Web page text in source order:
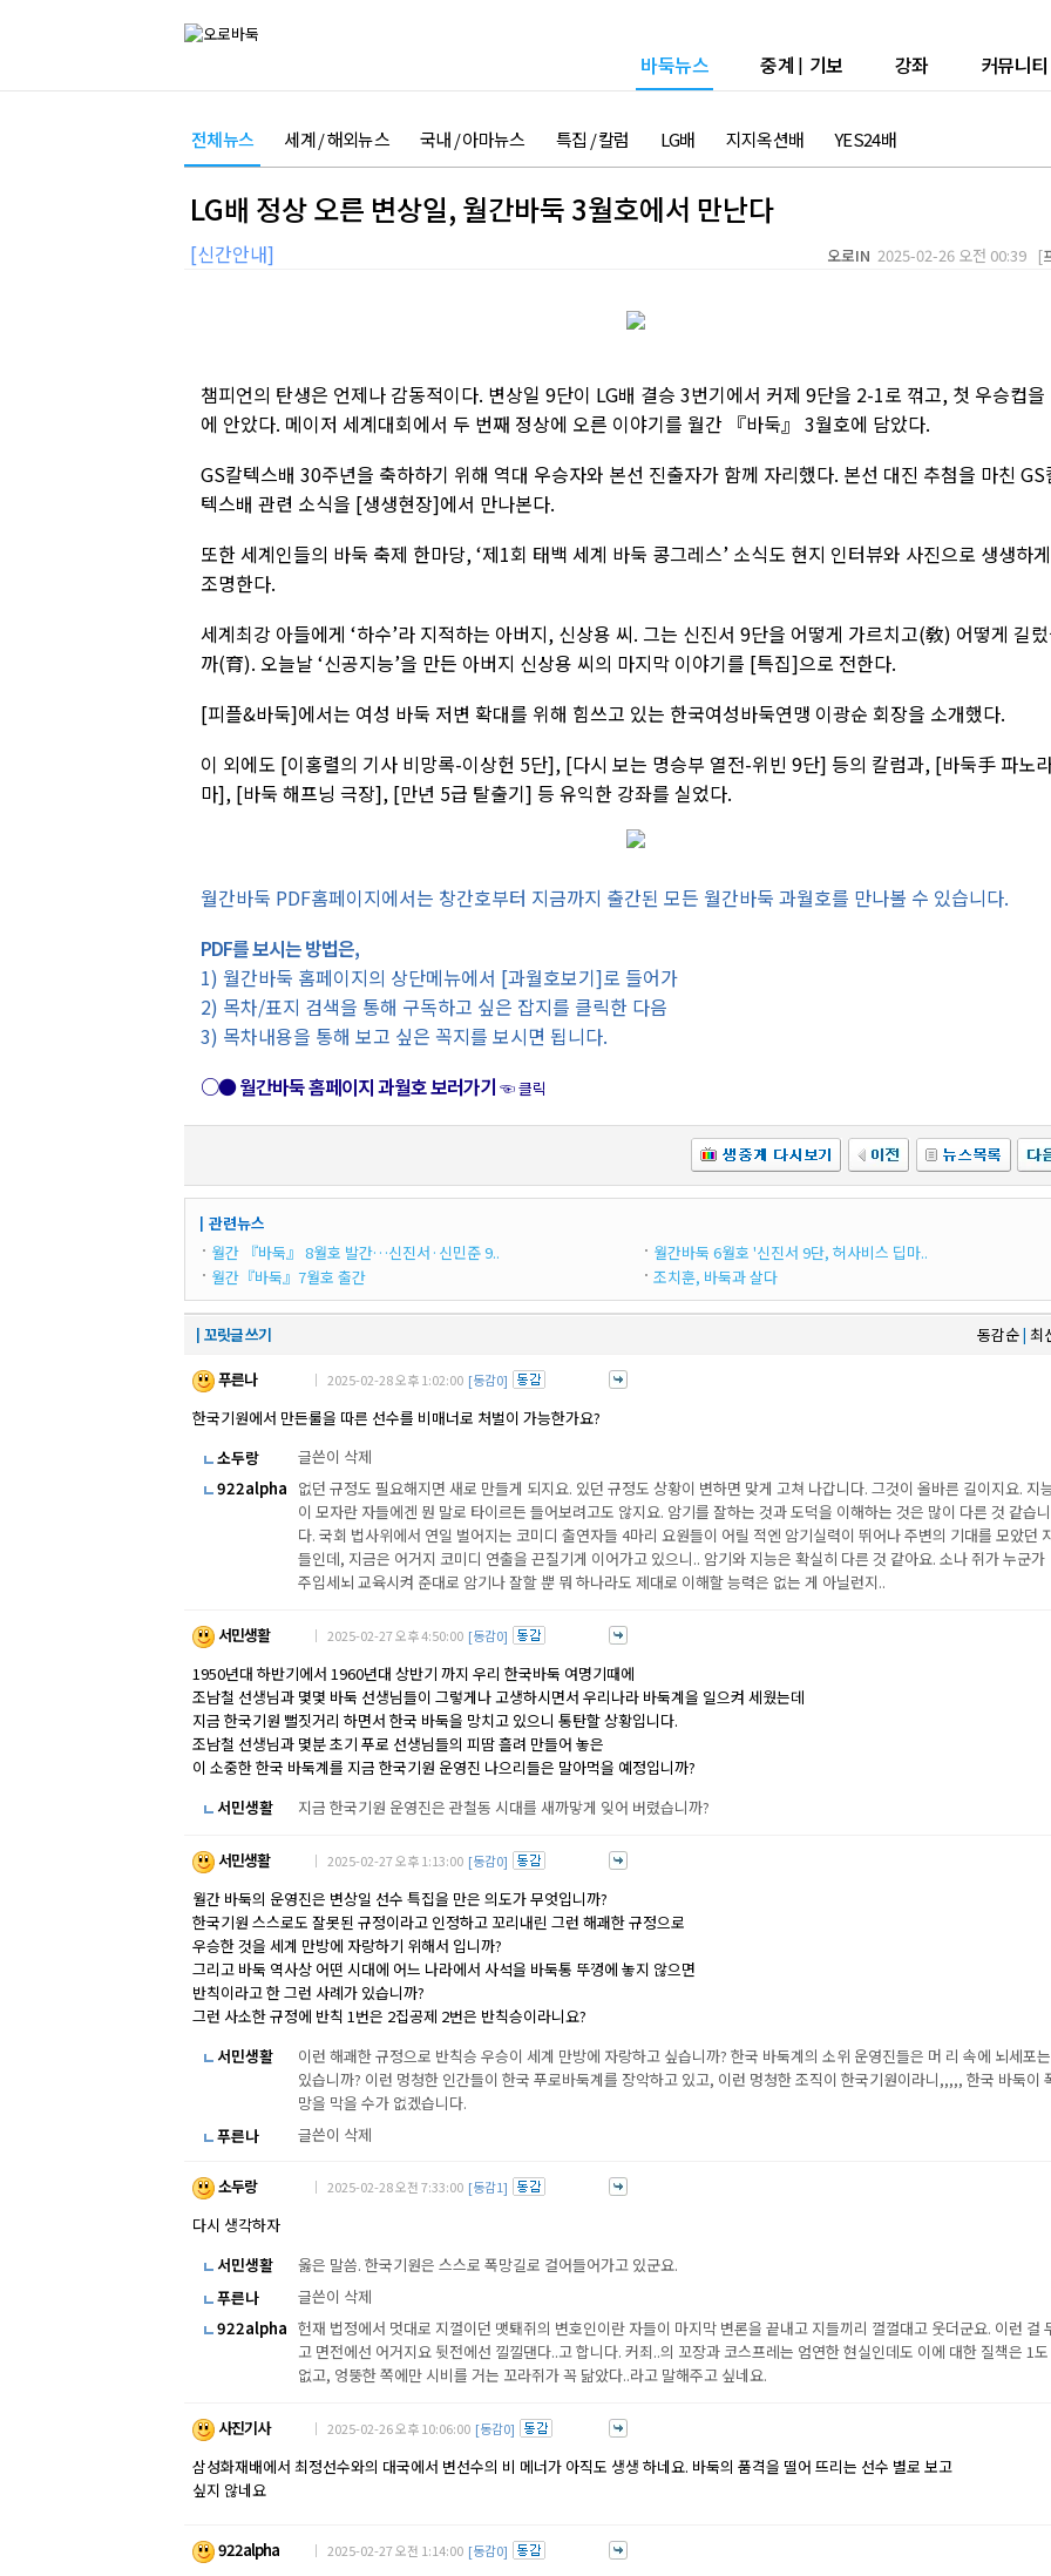
바둑뉴스 중계 | 기보 강좌 커뮤니티
전체뉴스 세계 / 해외뉴스 국내 / 아마뉴스 특집 / 칼럼 LG배 지지옥션배 YES24배
LG배 정상 오른 변상일, 월간바둑 3월호에서 만난다
[신간안내] 오로IN 2025-02-26 오전 00:39 [
챔피언의 탄생은 언제나 감동적이다. 변상일 9단이 LG배 결승 3번기에서 커제 9단을 2-1로 꺾고, 첫 우승컵을
에 안았다. 메이저 세계대회에서 두 번째 정상에 오른 이야기를 월간 『바둑』 3월호에 담았다.
GS칼텍스배 30주년을 축하하기 위해 역대 우승자와 본선 진출자가 함께 자리했다. 본선 대진 추첨을 마친 GS
텍스배 관련 소식을 [생생현장]에서 만나본다.
또한 세계인들의 바둑 축제 한마당, ‘제1회 태백 세계 바둑 콩그레스’ 소식도 현지 인터뷰와 사진으로 생생하게
조명한다.
세계최강 아들에게 ‘하수’라 지적하는 아버지, 신상용 씨. 그는 신진서 9단을 어떻게 가르치고(敎) 어떻게 길
까(育). 오늘날 ‘신공지능’을 만든 아버지 신상용 씨의 마지막 이야기를 [특집]으로 전한다.
[피플&바둑]에서는 여성 바둑 저변 확대를 위해 힘쓰고 있는 한국여성바둑연맹 이광순 회장을 소개했다.
이 외에도 [이홍렬의 기사 비망록-이상헌 5단], [다시 보는 명승부 열전-위빈 9단] 등의 칼럼과, [바둑手 파노
마], [바둑 해프닝 극장], [만년 5급 탈출기] 등 유익한 강좌를 실었다.
월간바둑 PDF홈페이지에서는 창간호부터 지금까지 출간된 모든 월간바둑 과월호를 만나볼 수 있습니다.
PDF를 보시는 방법은,
1) 월간바둑 홈페이지의 상단메뉴에서 [과월호보기]로 들어가
2) 목차/표지 검색을 통해 구독하고 싶은 잡지를 클릭한 다음
3) 목차내용을 통해 보고 싶은 꼭지를 보시면 됩니다.
○● 월간바둑 홈페이지 과월호 보러가기 ☜ 클릭
┃관련뉴스
월간 『바둑』 8월호 발간…신진서·신민준 9..
월간『바둑』7월호 출간
월간바둑 6월호 '신진서 9단, 허사비스 딥마..
조치훈, 바둑과 살다
┃꼬릿글 쓰기 동감순| 최
푸른나
｜ 2025-02-28 오후 1:02:00 [동감0]
한국기원에서 만든룰을 따른 선수를 비매너로 처벌이 가능한가요?
소두랑
글쓴이 삭제
922alpha 없던 규정도 필요해지면 새로 만들게 되지요. 있던 규정도 상황이 변하면 맞게 고쳐 나갑니다. 그것이 올바른 길이지요. 지
이 모자란 자들에겐 뭔 말로 타이르든 들어보려고도 않지요. 암기를 잘하는 것과 도덕을 이해하는 것은 많이 다른 것 같습니
다. 국회 법사위에서 연일 벌어지는 코미디 출연자들 4마리 요원들이 어릴 적엔 암기실력이 뛰어나 주변의 기대를 모았던
들인데, 지금은 어거지 코미디 연출을 끈질기게 이어가고 있으니.. 암기와 지능은 확실히 다른 것 같아요. 소나 쥐가 누군가
주입세뇌 교육시켜 준대로 암기나 잘할 뿐 뭐 하나라도 제대로 이해할 능력은 없는 게 아닐런지..
서민생활 ｜ 2025-02-27 오후 4:50:00 [동감0]
1950년대 하반기에서 1960년대 상반기 까지 우리 한국바둑 여명기때에
조남철 선생님과 몇몇 바둑 선생님들이 그렇게나 고생하시면서 우리나라 바둑계을 일으켜 세웠는데
지금 한국기원 뻘짓거리 하면서 한국 바둑을 망치고 있으니 통탄할 상황입니다.
조남철 선생님과 몇분 초기 푸로 선생님들의 피땀 흘려 만들어 놓은
이 소중한 한국 바둑계를 지금 한국기원 운영진 나으리들은 말아먹을 예정입니까?
서민생활
지금 한국기원 운영진은 관철동 시대를 새까맣게 잊어 버렸습니까?
서민생활 ｜ 2025-02-27 오후 1:13:00 [동감0]
월간 바둑의 운영진은 변상일 선수 특집을 만은 의도가 무엇입니까?
한국기원 스스로도 잘못된 규정이라고 인정하고 꼬리내린 그런 해괘한 규정으로
우승한 것을 세계 만방에 자랑하기 위해서 입니까?
그리고 바둑 역사상 어떤 시대에 어느 나라에서 사석을 바둑통 뚜껑에 놓지 않으면
반칙이라고 한 그런 사례가 있습니까?
그런 사소한 규정에 반칙 1번은 2집공제 2번은 반칙승이라니요?
서민생활
이런 해괘한 규정으로 반칙승 우승이 세계 만방에 자랑하고 싶습니까? 한국 바둑계의 소위 운영진들은 머 리 속에 뇌세포는
있습니까? 이런 멍청한 인간들이 한국 푸로바둑계를 장악하고 있고, 이런 멍청한 조직이 한국기원이라니,,,,, 한국 바둑이
망을 막을 수가 없겠습니다.
푸른나
글쓴이 삭제
소두랑 ｜ 2025-02-28 오전 7:33:00 [동감1]
다시 생각하자
서민생활
옳은 말씀. 한국기원은 스스로 폭망길로 걸어들어가고 있군요.
푸른나
글쓴이 삭제
922alpha 헌재 법정에서 멋대로 지껄이던 맷퇘쥐의 변호인이란 자들이 마지막 변론을 끝내고 지들끼리 껄껄대고 웃더군요. 이런 걸
고 면전에선 어거지요 뒷전에선 낄낄댄다..고 합니다. 커죄..의 꼬장과 코스프레는 엄연한 현실인데도 이에 대한 질책은 1도
없고, 엉뚱한 쪽에만 시비를 거는 꼬라쥐가 꼭 닮았다..라고 말해주고 싶네요.
사진기사 ｜ 2025-02-26 오후 10:06:00 [동감0]
삼성화재배에서 최정선수와의 대국에서 변선수의 비 메너가 아직도 생생 하네요. 바둑의 품격을 떨어 뜨리는 선수 별로 보고
싶지 않네요
922alpha ｜ 2025-02-27 오전 1:14:00 [동감0]